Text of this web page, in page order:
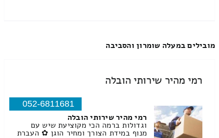
מובילים במעלה שומרון והסביבה
רמי מהיר שירותי הובלה
052-6811681
רמי מהיר שירותי הובלה
וגדולות ברמה הכי מקוציעת שיש עם
מנוף במידת הצורך ומחיר הוגן ✿ העברת